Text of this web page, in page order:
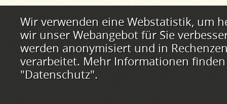
Webstatistik
Wir verwenden eine Webstatistik, um
wir unser Webangebot für Sie
werden anonymisiert und in
verarbeitet. Mehr Informationen
"Datenschutz".